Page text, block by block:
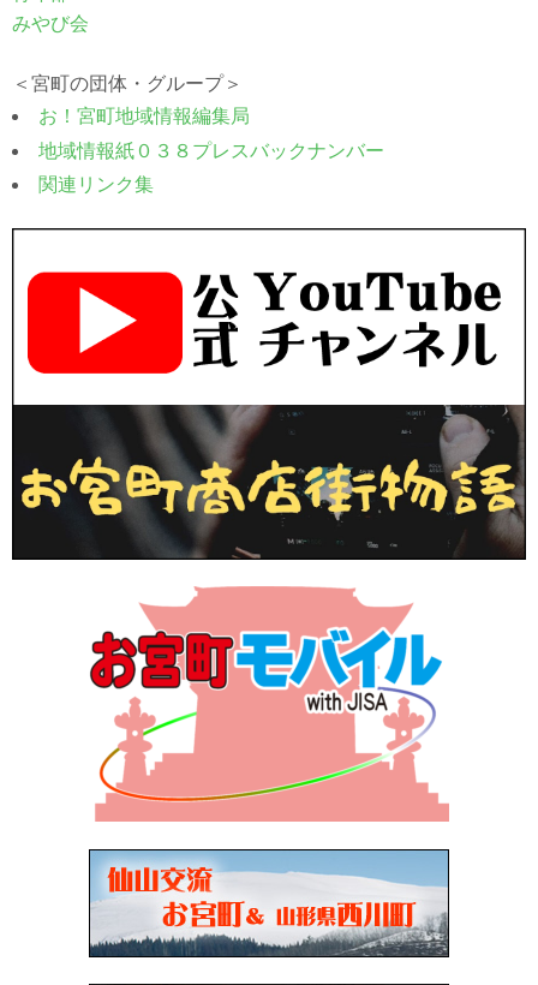
みやび会
＜宮町の団体・グループ＞
お！宮町地域情報編集局
地域情報紙０３８プレスバックナンバー
関連リンク集